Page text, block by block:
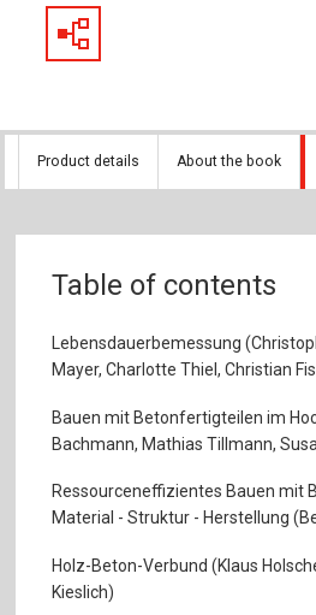
Product details About the book
Table of contents
Lebensdauerbemessung
Mayer, Charlotte Thiel, Christian
Bauen mit Betonfertigteilen im
Bachmann, Mathias Tillmann,
Ressourceneffizientes Bauen mit
Material - Struktur - Herstellung
Holz-Beton-Verbund (Klaus
Kieslich)